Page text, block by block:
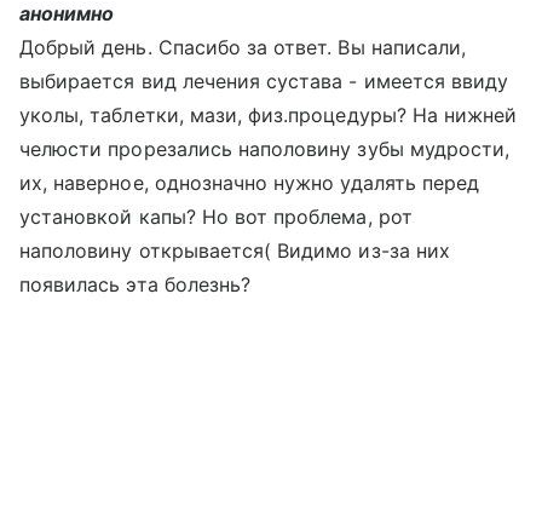
анонимно
Добрый день. Спасибо за ответ. Вы написали,
выбирается вид лечения сустава - имеется ввиду
уколы, таблетки, мази, физ.процедуры? На нижней
челюсти прорезались наполовину зубы мудрости,
их, наверное, однозначно нужно удалять перед
установкой капы? Но вот проблема, рот
наполовину открывается( Видимо из-за них
появилась эта болезнь?